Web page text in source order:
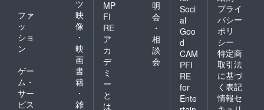
ツ
ファ
ッ
ショ
ン
映
像
・
映
画
ゲー
ム・
サー
ビス
書
籍
・
雑
MP
FI
RE
ア
カ
デ
ミ
ー
と
は
明
会
・
相
談
会
Soci
al
Goo
d
CAM
PFI
RE
for
Ente
プライ
バシー
ポリ
シー
特定商
取引法
に基づ
く表記
情報セ